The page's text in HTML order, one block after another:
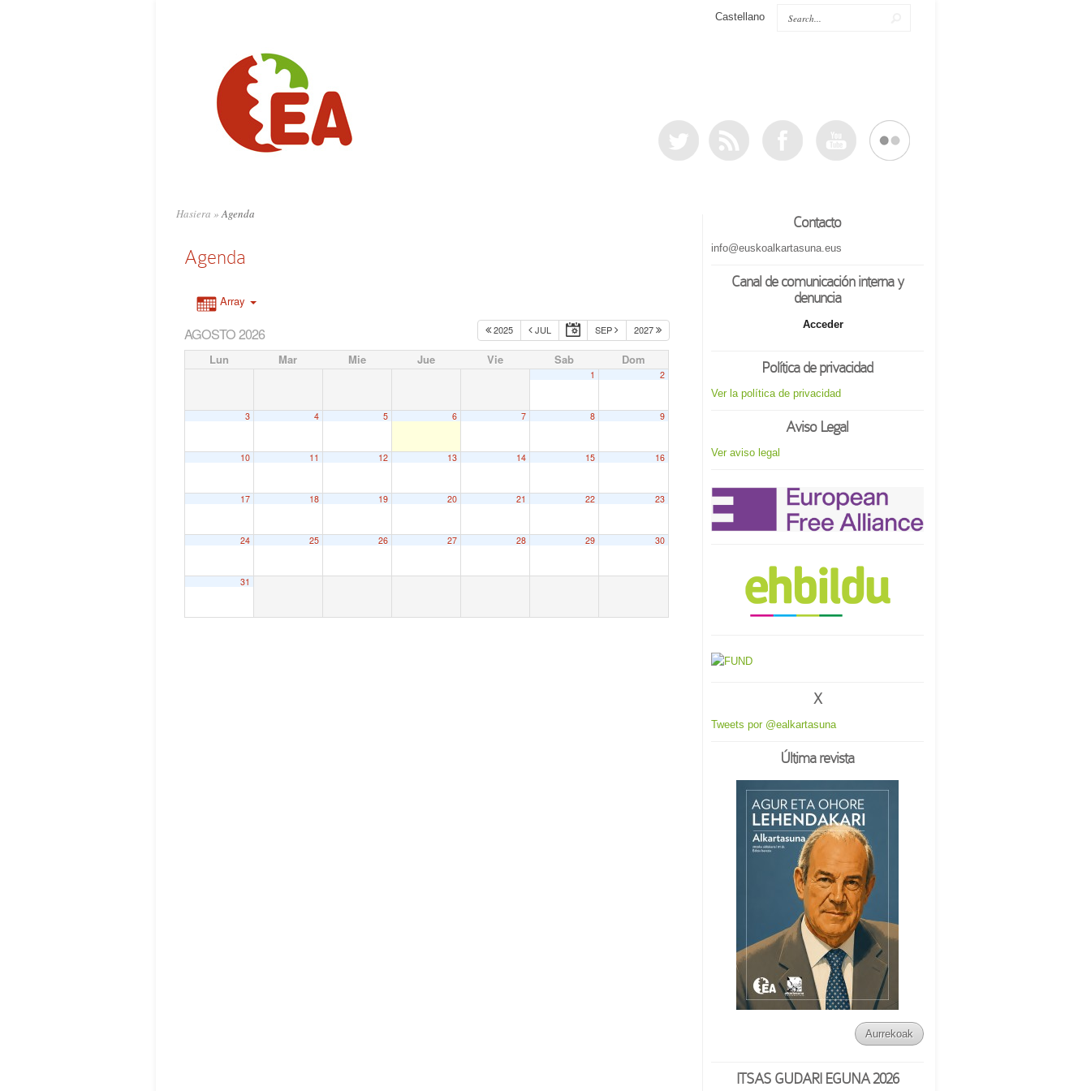
Castellano
Hasiera »Agenda
Agenda
Array
AGOSTO 2026 2025 JUL SEP 2027
Lun Mar Mie Jue Vie Sab Dom
1 2
3 4 5 6 7 8 9
10 11 12 13 14 15 16
17 18 19 20 21 22 23
24 25 26 27 28 29 30
31
Contacto
info@euskoalkartasuna.eus
Canal de comunicación interna y
denuncia
Acceder
Política de privacidad
Ver la política de privacidad
Aviso Legal
Ver aviso legal
X
Tweets por @ealkartasuna
Última revista
Aurrekoak
ITSAS GUDARI EGUNA 2026